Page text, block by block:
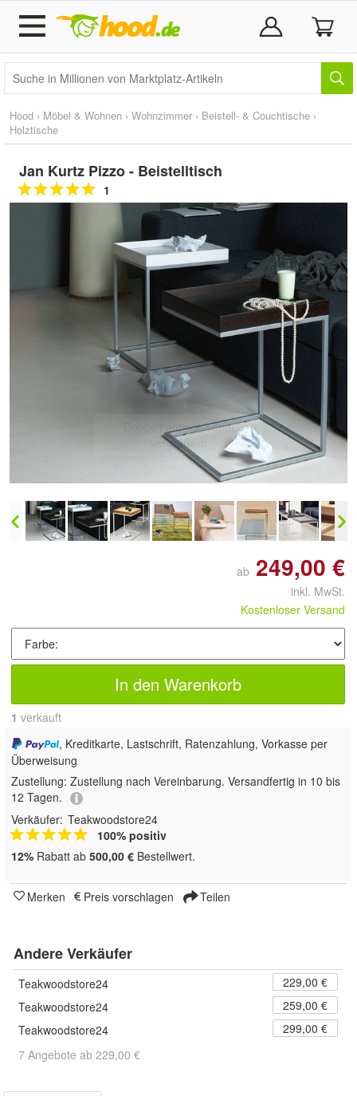
Hood › Möbel & Wohnen › Wohnzimmer › Beistell- & Couchtische ›
Holztische
Jan Kurtz Pizzo - Beistelltisch
1
Doppelt antippen zum
vergrößern
ab 249,00 €
inkl. MwSt.
Kostenloser Versand
In den Warenkorb
1 verkauft
, Kreditkarte, Lastschrift, Ratenzahlung, Vorkasse per
Überweisung
Zustellung: Zustellung nach Vereinbarung. Versandfertig in 10 bis
12 Tagen.
Verkäufer: Teakwoodstore24
100% positiv
12% Rabatt ab 500,00 € Bestellwert.
Merken Preis vorschlagen Teilen
Andere Verkäufer
Teakwoodstore24
229,00 €
Teakwoodstore24
259,00 €
Teakwoodstore24
299,00 €
7 Angebote ab 229,00 €